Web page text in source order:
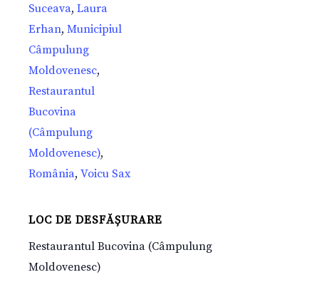
Suceava, Laura
Erhan, Municipiul
Câmpulung
Moldovenesc,
Restaurantul
Bucovina
(Câmpulung
Moldovenesc),
România, Voicu Sax
LOC DE DESFĂȘURARE
Restaurantul Bucovina (Câmpulung
Moldovenesc)